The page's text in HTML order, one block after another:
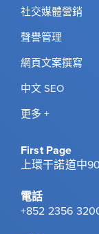
社交媒體營銷
聲譽管理
網頁文案撰寫
中文 SEO
更多 +
First Page
上環干諾道中
電話
+852 2356